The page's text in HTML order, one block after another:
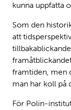
kunna uppfatta
Som den
att
framtiden, men
man har koll på
För Polin-